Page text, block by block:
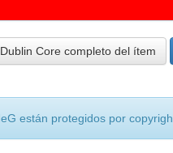
Core completo del ítem
están protegidos por